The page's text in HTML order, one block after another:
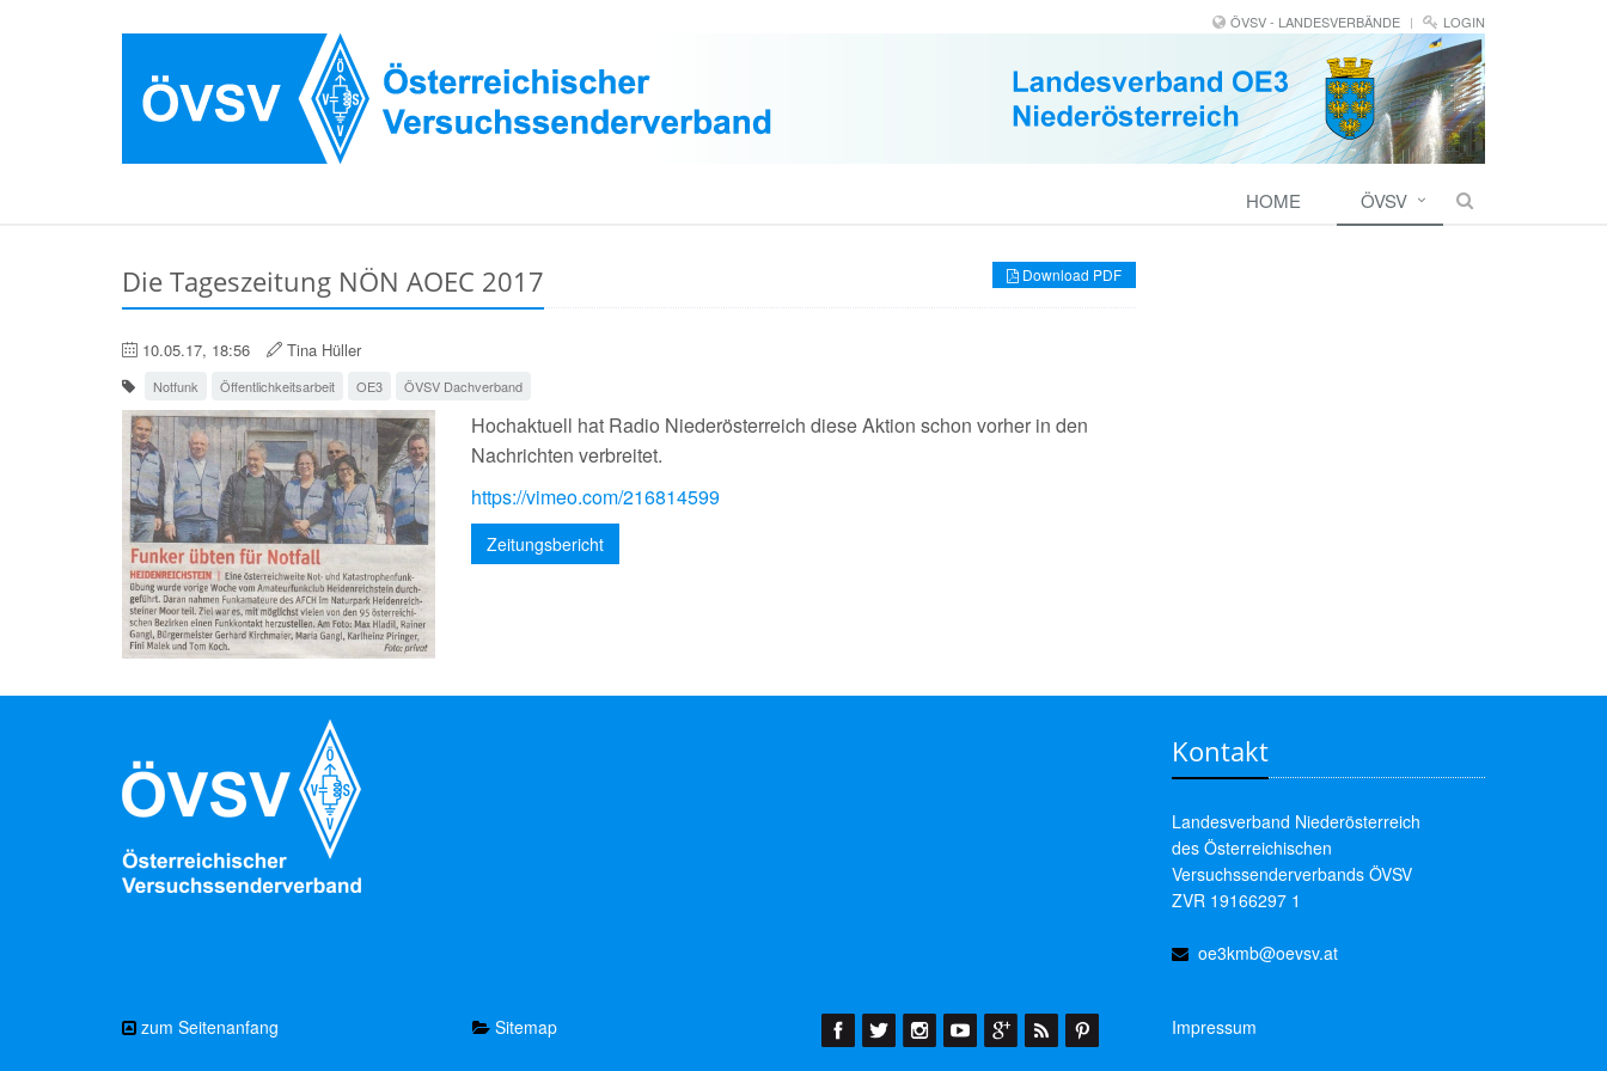
ÖVSV - LANDESVERBÄNDE LOGIN
HOME ÖVSV
Download PDF
Die Tageszeitung NÖN AOEC 2017
10.05.17, 18:56 Tina Hüller
Notfunk Öffentlichkeitsarbeit OE3 ÖVSV Dachverband
Hochaktuell hat Radio Niederösterreich diese Aktion schon vorher in den
Nachrichten verbreitet.
https://vimeo.com/216814599
Zeitungsbericht
Kontakt
Landesverband Niederösterreich
des Österreichischen
Versuchssenderverbands ÖVSV
ZVR 19166297 1
oe3kmb@oevsv.at
zum Seitenanfang Sitemap Impressum